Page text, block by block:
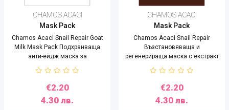
CHAMOS ACACI
Mask Pack
Chamos Acaci Snail Rеpair Goat
Milk Mask Pack Подхранваща
aнти-ейдж маска за
изравняване на тена с екстракт
от охлюв, козе мляко и конско
масло -23 ml
€2.20
4.30 лв.
CHAMOS ACACI
Mask Pack
Chamos Acaci Snail Repair
Възстановяваща и
регенерираща маска с екстракт
от охлюви -20 ml
€2.20
4.30 лв.